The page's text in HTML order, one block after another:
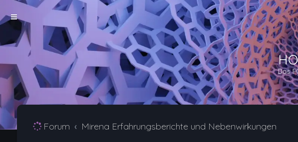
Forum Mirena Erfahrungsberichte und Nebenwirkungen